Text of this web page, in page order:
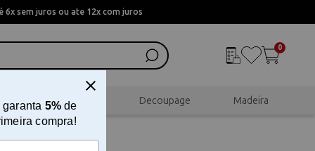
6x sem juros ou ate 12x com juros
0
Scrapbook Decoupage Madeira
garanta 5%de
compra!